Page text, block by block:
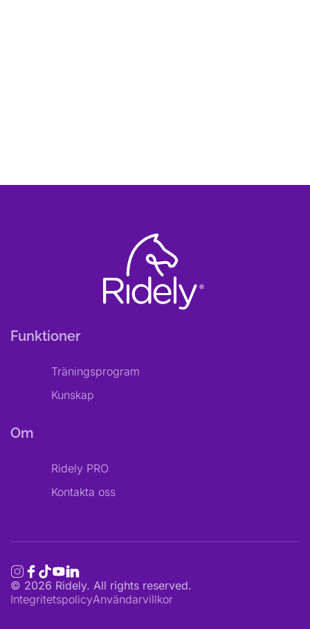
Funktioner
Träningsprogram
Kunskap
Om
Ridely PRO
Kontakta oss
© 2026 Ridely. All rights reserved.
IntegritetspolicyAnvändarvillkor